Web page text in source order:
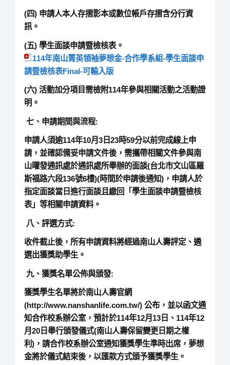
(四) 申請人本人存摺影本或數位帳戶存摺含分行資
訊。
(五) 學生面談申請暨檢核表。
114年南山菁英領袖夢想金-合作學系組-學生面談申
請暨檢核表Final-可輸入版
(六) 活動加分項目需檢附114年參與相關活動之活動證
明。
七、申請期間與流程:
申請人須逾114年10月3日23時59分以前完成線上申
請，並確認備妥申請文件後，需攜帶相關文件參與南
山曜發通訊處於通訊處所舉辦的面談(台北市文山區羅
斯福路六段136號6樓)(時間於申請後通知)，申請人於
指定面談當日進行面談且繳回「學生面談申請暨檢核
表」等相關申請資料。
八、評選方式:
收件截止後，所有申請資料將經過南山人壽評定、遴
選出獲獎助學生。
九、獲獎名單公佈與頒發:
獲獎學生名單將於南山人壽官網
(http://www.nanshanlife.com.tw/) 公布，並以函文通
知合作校系辦公室，預計於114年12月13日、114年12
月20日舉行頒發儀式(南山人壽保留變更日期之權
利)，請合作校系辦公室通知獲獎學生準時出席，夢想
金將於儀式結束後，以匯款方式頒予獲獎學生。